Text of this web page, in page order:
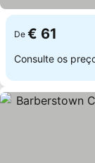
De € 61
Consulte os